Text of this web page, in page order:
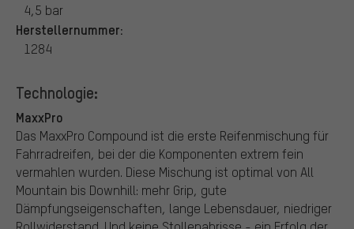
4,5 bar
Herstellernummer:
1284
Technologie:
MaxxPro
Das MaxxPro Compound ist die erste Reifenmischung für
Fahrradreifen, bei der die Komponenten extrem fein
vermahlen wurden. Diese Mischung ist optimal von All
Mountain bis Downhill: mehr Grip, gute
Dämpfungseigenschaften, lange Lebensdauer, niedriger